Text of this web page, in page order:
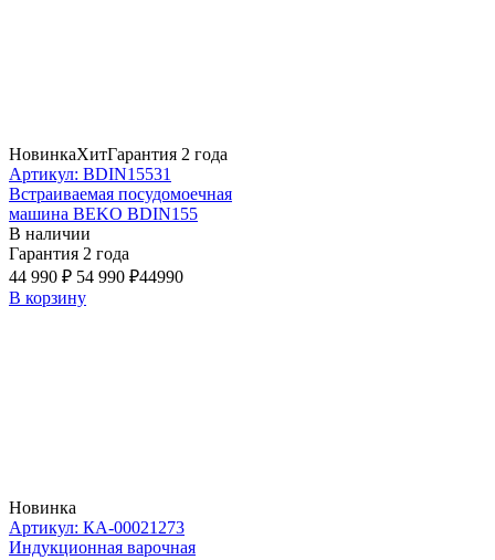
НовинкаХитГарантия 2 года
Артикул: BDIN15531
Встраиваемая посудомоечная
машина BEKO BDIN155
В наличии
Гарантия 2 года
44 990 ₽ 54 990 ₽44990
В корзину
Новинка
Артикул: КА-00021273
Индукционная варочная